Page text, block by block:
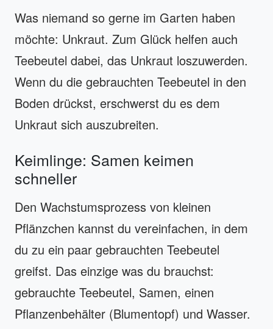
Was niemand so gerne im Garten haben
möchte: Unkraut. Zum Glück helfen auch
Teebeutel dabei, das Unkraut loszuwerden.
Wenn du die gebrauchten Teebeutel in den
Boden drückst, erschwerst du es dem
Unkraut sich auszubreiten.
Keimlinge: Samen keimen
schneller
Den Wachstumsprozess von kleinen
Pflänzchen kannst du vereinfachen, in dem
du zu ein paar gebrauchten Teebeutel
greifst. Das einzige was du brauchst:
gebrauchte Teebeutel, Samen, einen
Pflanzenbehälter (Blumentopf) und Wasser.